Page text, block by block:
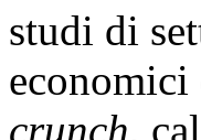
studi di
crunch,